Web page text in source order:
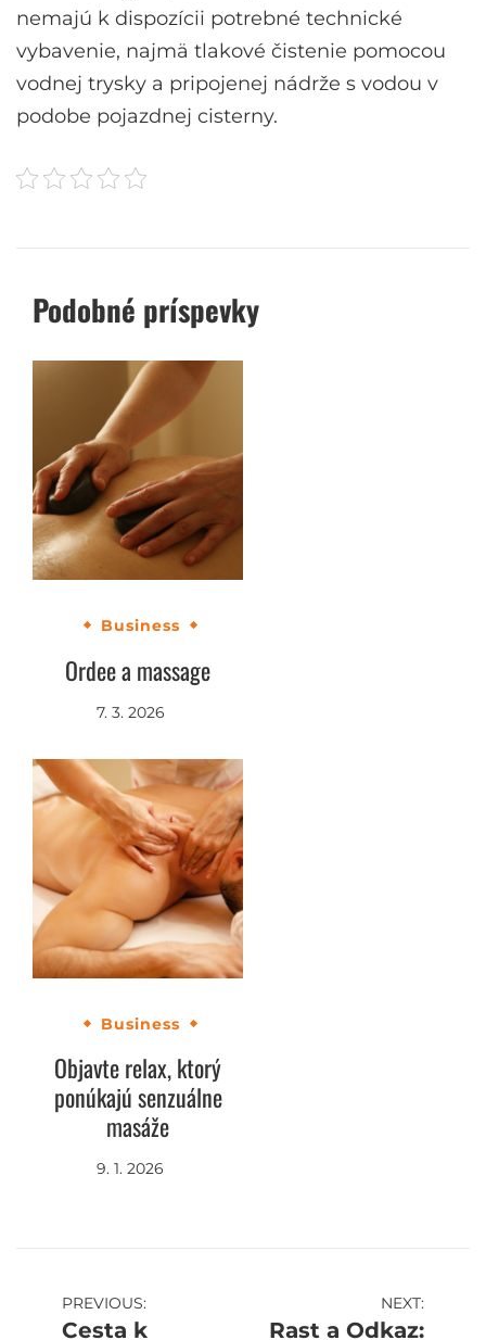
nemajú k dispozícii potrebné technické
vybavenie, najmä tlakové čistenie pomocou
vodnej trysky a pripojenej nádrže s vodou v
podobe pojazdnej cisterny.
Podobné príspevky
Business
Ordee a massage
7. 3. 2026
Business
Objavte relax, ktorý
ponúkajú senzuálne
masáže
9. 1. 2026
Navigace
PREVIOUS:
Cesta k
NEXT:
Rast a Odkaz: